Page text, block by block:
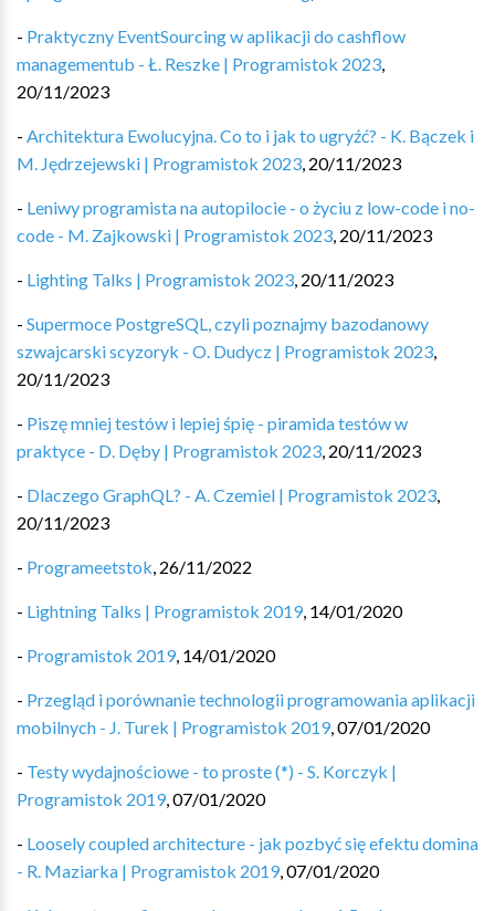
- Praktyczny EventSourcing w aplikacji do cashflow
managementub - Ł. Reszke | Programistok 2023,
20/11/2023
- Architektura Ewolucyjna. Co to i jak to ugryźć? - K. Bączek i
M. Jędrzejewski | Programistok 2023, 20/11/2023
- Leniwy programista na autopilocie - o życiu z low-code i no-
code - M. Zajkowski | Programistok 2023, 20/11/2023
- Lighting Talks | Programistok 2023, 20/11/2023
- Supermoce PostgreSQL, czyli poznajmy bazodanowy
szwajcarski scyzoryk - O. Dudycz | Programistok 2023,
20/11/2023
- Piszę mniej testów i lepiej śpię - piramida testów w
praktyce - D. Dęby | Programistok 2023, 20/11/2023
- Dlaczego GraphQL? - A. Czemiel | Programistok 2023,
20/11/2023
- Programeetstok, 26/11/2022
- Lightning Talks | Programistok 2019, 14/01/2020
- Programistok 2019, 14/01/2020
- Przegląd i porównanie technologii programowania aplikacji
mobilnych - J. Turek | Programistok 2019,07/01/2020
- Testy wydajnościowe - to proste (*) - S. Korczyk |
Programistok 2019,07/01/2020
- Loosely coupled architecture - jak pozbyć się efektu domina
- R. Maziarka | Programistok 2019,07/01/2020